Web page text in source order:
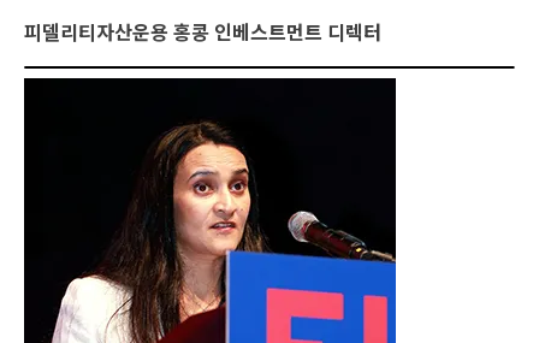
피델리티자산운용 홍콩 인베스트먼트 디렉터